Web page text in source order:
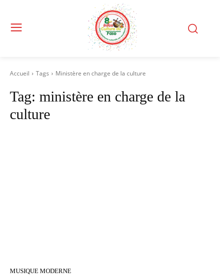
Accueil Tags Ministère en charge de la culture
Tag: ministère en charge de la
culture
MUSIQUE MODERNE